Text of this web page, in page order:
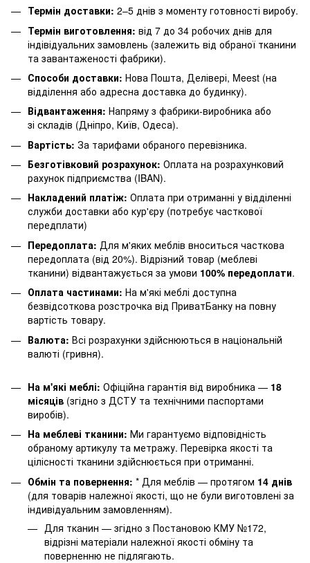
Термін доставки: 2–5 днів з моменту готовності виробу.
Термін виготовлення: від 7 до 34 робочих днів для
індівідуальних замовлень (залежить від обраної тканини
та завантаженості фабрики).
Способи доставки: Нова Пошта, Делівері, Meest (на
відділення або адресна доставка до будинку).
Відвантаження: Напряму з фабрики-виробника або
зі складів (Дніпро, Київ, Одеса).
Вартість: За тарифами обраного перевізника.
Безготівковий розрахунок: Оплата на розрахунковий
рахунок підприємства (IBAN).
Накладений платіж: Оплата при отриманні у відділенні
служби доставки або кур'єру (потребує часткової
передплати)
Передоплата: Для м'яких меблів вноситься часткова
передоплата (від 20%). Відрізний товар (меблеві
тканини) відвантажується за умови 100% передоплати.
Оплата частинами: На м'які меблі доступна
безвідсоткова розстрочка від ПриватБанку на повну
вартість товару.
Валюта: Всі розрахунки здійснюються в національній
валюті (гривня).
На м'які меблі: Офіційна гарантія від виробника — 18
місяців (згідно з ДСТУ та технічними паспортами
виробів).
На меблеві тканини: Ми гарантуємо відповідність
обраному артикулу та метражу. Перевірка якості та
цілісності тканини здійснюється при отриманні.
Обмін та повернення: * Для меблів — протягом 14 днів
(для товарів належної якості, що не були виготовлені за
індивідуальним замовленням).
Для тканин — згідно з Постановою КМУ №172,
відрізні матеріали належної якості обміну та
поверненню не підлягають.